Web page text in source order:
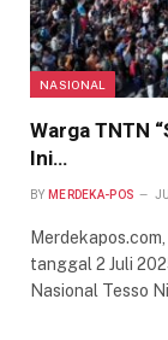
NASIONAL
Warga TNTN
Ini…
BY MERDEKA-POS
tanggal 2 Juli
Nasional Tesso